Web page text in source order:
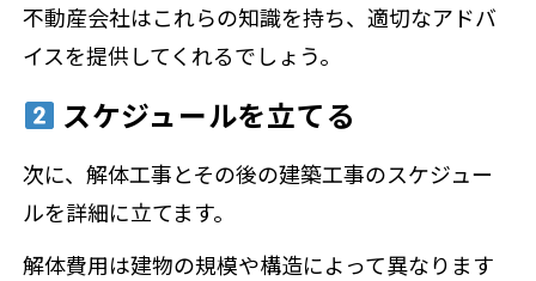
不動産会社はこれらの知識を持ち、適切なアドバ
イスを提供してくれるでしょう。
スケジュールを立てる
次に、解体工事とその後の建築工事のスケジュー
ルを詳細に立てます。
解体費用は建物の規模や構造によって異なります